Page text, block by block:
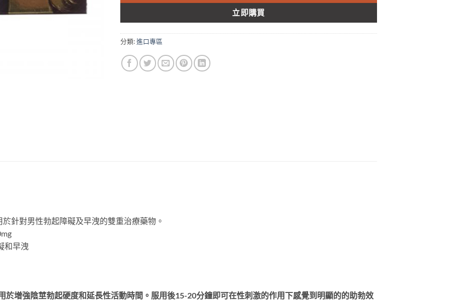
立即購買
分類:進口專區
針對男性勃起障礙及早洩的雙重治療藥物。
和早洩
於增強陰莖勃起硬度和延長性活動時間。服用後15-20分鐘即可在性刺激的作用下感覺到明顯的的助勃效